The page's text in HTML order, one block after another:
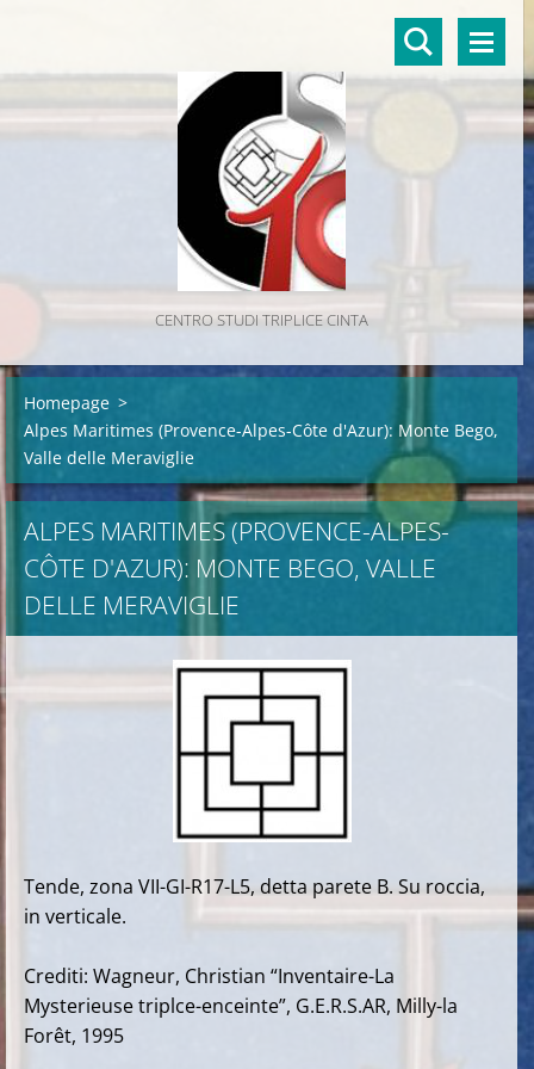
CENTRO STUDI TRIPLICE CINTA
Homepage >
Alpes Maritimes (Provence-Alpes-Côte d'Azur): Monte Bego,
Valle delle Meraviglie
ALPES MARITIMES (PROVENCE-ALPES-
CÔTE D'AZUR): MONTE BEGO, VALLE
DELLE MERAVIGLIE
Tende, zona VII-GI-R17-L5, detta parete B. Su roccia,
in verticale.
Crediti: Wagneur, Christian “Inventaire-La
Mysterieuse triplce-enceinte”, G.E.R.S.AR, Milly-la
Forêt, 1995